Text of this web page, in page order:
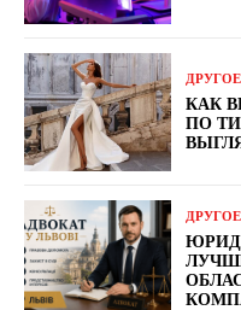
ДРУГОЕ
КАК
ПО
ДРУГОЕ